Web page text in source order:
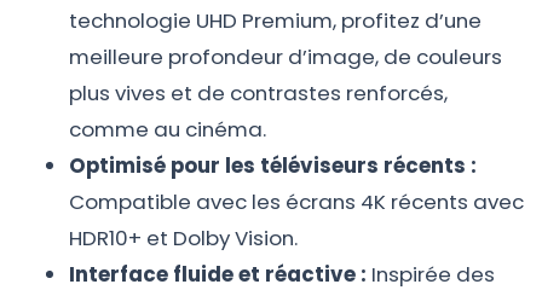
technologie UHD Premium, profitez d’une
meilleure profondeur d’image, de couleurs
plus vives et de contrastes renforcés,
comme au cinéma.
Optimisé pour les téléviseurs récents :
Compatible avec les écrans 4K récents avec
HDR10+ et Dolby Vision.
Interface fluide et réactive : Inspirée des